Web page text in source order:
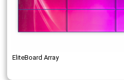
EliteBoard Array